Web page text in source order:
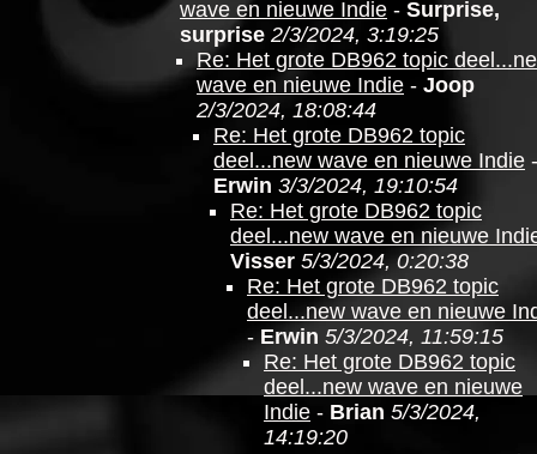
wave en nieuwe Indie - Surprise,
surprise 2/3/2024, 3:19:25
Re: Het grote DB962 topic
wave en nieuwe Indie - Joop
2/3/2024, 18:08:44
Re: Het grote DB962 topic
deel...new wave en nieuwe Indie -
Erwin 3/3/2024, 19:10:54
Re: Het grote DB962 topic
deel...new wave en nieuwe
Visser 5/3/2024, 0:20:38
Re: Het grote DB962 topic
deel...new wave en nieuwe
- Erwin 5/3/2024, 11:59:15
Re: Het grote DB962 topic
deel...new wave en nieuwe
Indie - Brian 5/3/2024,
14:19:20